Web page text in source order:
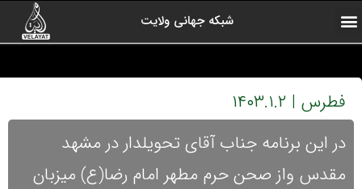
شبکه جهانی ولایت
فطرس | ۱۴۰۳.۱.۲
در این برنامه جناب آقای تحویلدار در مشهد
مقدس واز صحن حرم مطهر امام رضا(ع) میزبان